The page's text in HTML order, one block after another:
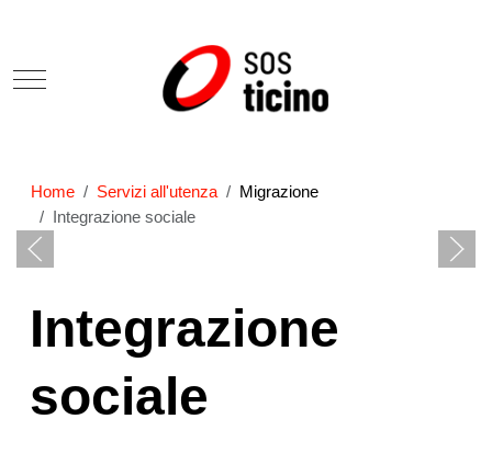
Mobile Menu Toggle
Home Servizi all'utenza
Migrazione
Integrazione sociale
Integrazione
sociale